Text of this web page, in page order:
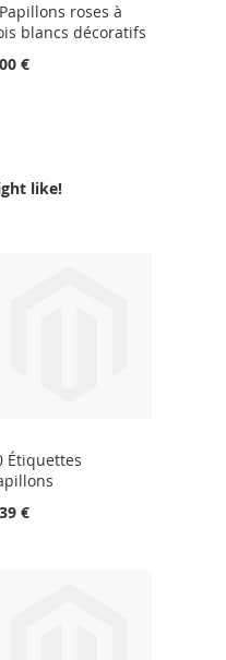
roses à
blancs décoratifs
€
like!
Étiquettes
€